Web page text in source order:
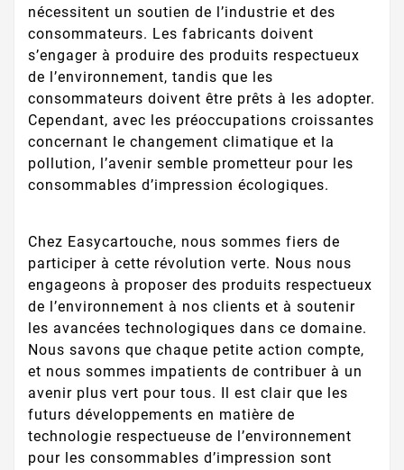
nécessitent un soutien de l’industrie et des
consommateurs. Les fabricants doivent
s’engager à produire des produits respectueux
de l’environnement, tandis que les
consommateurs doivent être prêts à les adopter.
Cependant, avec les préoccupations croissantes
concernant le changement climatique et la
pollution, l’avenir semble prometteur pour les
consommables d’impression écologiques.
Chez Easycartouche, nous sommes fiers de
participer à cette révolution verte. Nous nous
engageons à proposer des produits respectueux
de l’environnement à nos clients et à soutenir
les avancées technologiques dans ce domaine.
Nous savons que chaque petite action compte,
et nous sommes impatients de contribuer à un
avenir plus vert pour tous. Il est clair que les
futurs développements en matière de
technologie respectueuse de l’environnement
pour les consommables d’impression sont